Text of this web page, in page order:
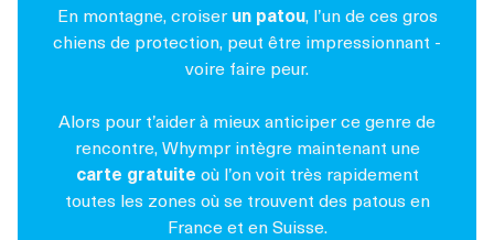
En montagne, croiser un patou, l’un de ces gros
chiens de protection, peut être impressionnant -
voire faire peur.
Alors pour t’aider à mieux anticiper ce genre de
rencontre, Whympr intègre maintenant une
carte gratuite où l’on voit très rapidement
toutes les zones où se trouvent des patous en
France et en Suisse.